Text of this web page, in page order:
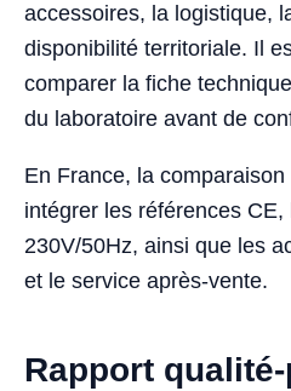
accessoires, la logistique,
disponibilité territoriale. Il
comparer la fiche
du laboratoire avant de
En France, la
intégrer les références CE,
230V/50Hz, ainsi que les
et le service après-vente.
Rapport